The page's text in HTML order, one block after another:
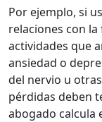
Por ejemplo, si
relaciones con
actividades que
ansiedad o
del nervio u
pérdidas deben
abogado calcula